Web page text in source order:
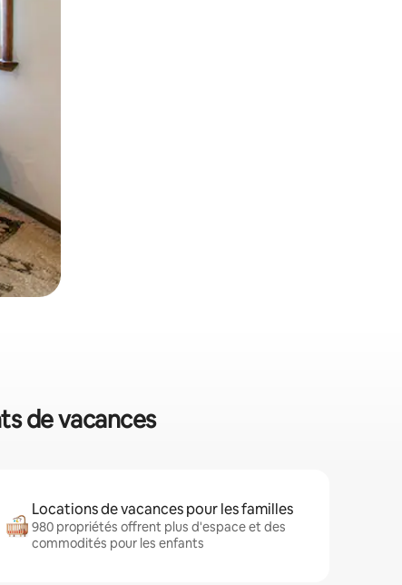
de vacances
Locations de vacances pour les familles
980 propriétés offrent plus d'espace et des
commodités pour les enfants